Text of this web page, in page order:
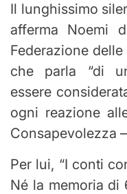
Il lunghissimo
afferma Noemi
Federazione
che parla “di
essere
ogni reazione
Consapevolezza
Per lui, “I conti
Né la memoria